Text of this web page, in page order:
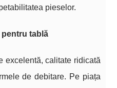
pieselor.
pentru tablă
excelentă, calitate ridicată
de debitare. Pe piața